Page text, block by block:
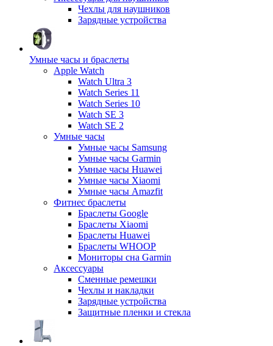
Чехлы для наушников
Зарядные устройства
Умные часы и браслеты
Apple Watch
Watch Ultra 3
Watch Series 11
Watch Series 10
Watch SE 3
Watch SE 2
Умные часы
Умные часы Samsung
Умные часы Garmin
Умные часы Huawei
Умные часы Xiaomi
Умные часы Amazfit
Фитнес браслеты
Браслеты Google
Браслеты Xiaomi
Браслеты Huawei
Браслеты WHOOP
Мониторы сна Garmin
Аксессуары
Сменные ремешки
Чехлы и накладки
Зарядные устройства
Защитные пленки и стекла